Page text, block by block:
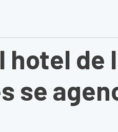
hotel de
se